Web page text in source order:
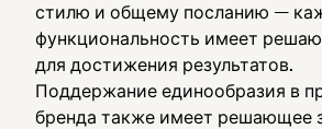
стилю и общему посланию —
функциональность имеет
для достижения результатов.
Поддержание единообразия в
бренда также имеет решающее